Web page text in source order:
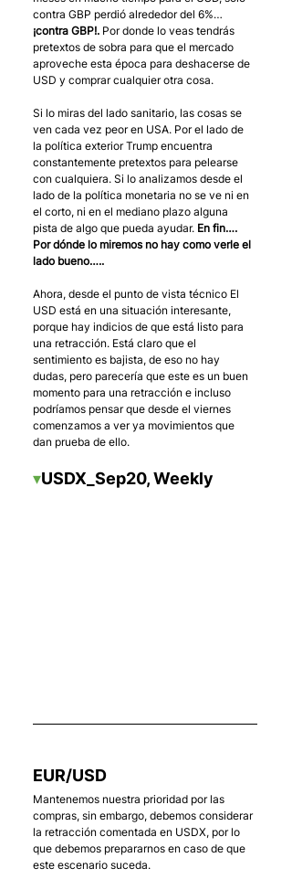
contra GBP perdió alrededor del 6%…
¡contra GBP!. Por donde lo veas tendrás
pretextos de sobra para que el mercado
aproveche esta época para deshacerse de
USD y comprar cualquier otra cosa.
Si lo miras del lado sanitario, las cosas se
ven cada vez peor en USA. Por el lado de
la política exterior Trump encuentra
constantemente pretextos para pelearse
con cualquiera. Si lo analizamos desde el
lado de la política monetaria no se ve ni en
el corto, ni en el mediano plazo alguna
pista de algo que pueda ayudar. En fin….
Por dónde lo miremos no hay como verle el
lado bueno…..
Ahora, desde el punto de vista técnico El
USD está en una situación interesante,
porque hay indicios de que está listo para
una retracción. Está claro que el
sentimiento es bajista, de eso no hay
dudas, pero parecería que este es un buen
momento para una retracción e incluso
podríamos pensar que desde el viernes
comenzamos a ver ya movimientos que
dan prueba de ello.
▾USDX_Sep20, Weekly
EUR/USD
Mantenemos nuestra prioridad por las
compras, sin embargo, debemos considerar
la retracción comentada en USDX, por lo
que debemos prepararnos en caso de que
este escenario suceda.